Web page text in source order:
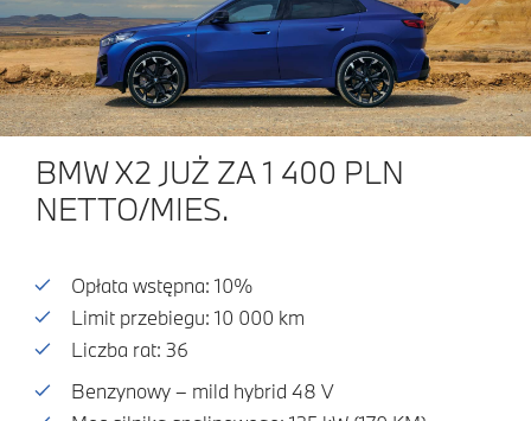
BMW X2 JUŻ ZA 1 400 PLN
NETTO/MIES.
Opłata wstępna: 10%
Limit przebiegu: 10 000 km
Liczba rat: 36
Benzynowy – mild hybrid 48 V